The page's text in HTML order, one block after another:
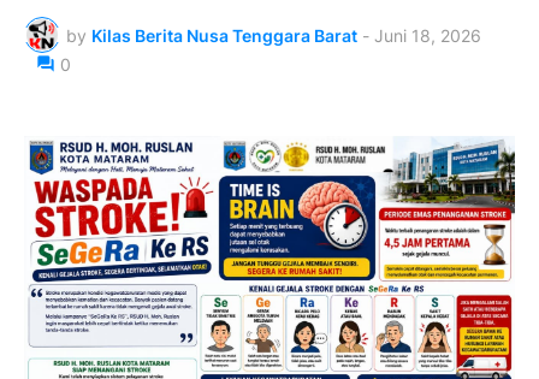
by Kilas Berita Nusa Tenggara Barat - Juni 18, 2026
0